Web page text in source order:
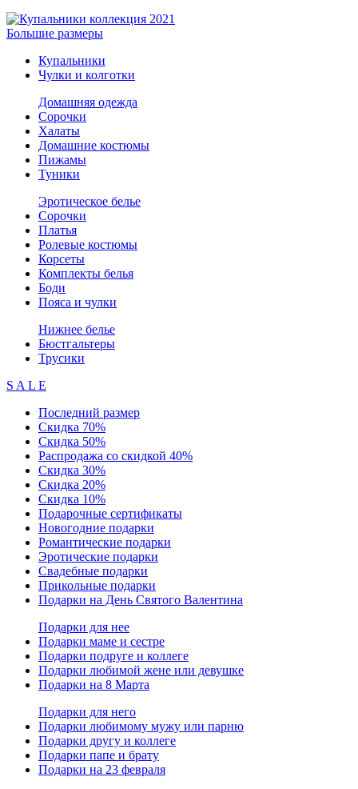
Большие размеры
Купальники
Чулки и колготки
Домашняя одежда
Сорочки
Халаты
Домашние костюмы
Пижамы
Туники
Эротическое белье
Сорочки
Платья
Ролевые костюмы
Корсеты
Комплекты белья
Боди
Пояса и чулки
Нижнее белье
Бюстгальтеры
Трусики
S A L E
Последний размер
Скидка 70%
Скидка 50%
Распродажа со скидкой 40%
Скидка 30%
Скидка 20%
Скидка 10%
Подарочные сертификаты
Новогодние подарки
Романтические подарки
Эротические подарки
Свадебные подарки
Прикольные подарки
Подарки на День Святого Валентина
Подарки для нее
Подарки маме и сестре
Подарки подруге и коллеге
Подарки любимой жене или девушке
Подарки на 8 Марта
Подарки для него
Подарки любимому мужу или парню
Подарки другу и коллеге
Подарки папе и брату
Подарки на 23 февраля